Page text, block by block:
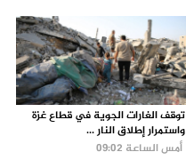
توقف الغارات الجوية في قطاع غزة
واستمرار إطلاق النار ...
أمس الساعة 09:02